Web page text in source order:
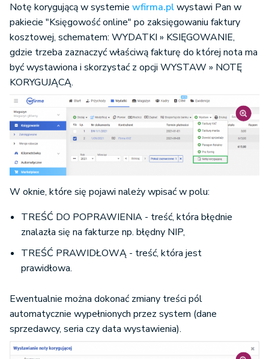
Notę korygującą w systemie wfirma.plwystawi Pan w
pakiecie "Księgowość online" po zaksięgowaniu faktury
kosztowej, schematem: WYDATKI » KSIĘGOWANIE,
gdzie trzeba zaznaczyć właściwą fakturę do której nota ma
być wystawiona i skorzystać z opcji WYSTAW » NOTĘ
KORYGUJĄCĄ.
W oknie, które się pojawi należy wpisać w polu:
TREŚĆ DO POPRAWIENIA - treść, która błędnie
znalazła się na fakturze np. błędny NIP,
TREŚĆ PRAWIDŁOWĄ - treść, która jest
prawidłowa.
Ewentualnie można dokonać zmiany treści pól
automatycznie wypełnionych przez system (dane
sprzedawcy, seria czy data wystawienia).